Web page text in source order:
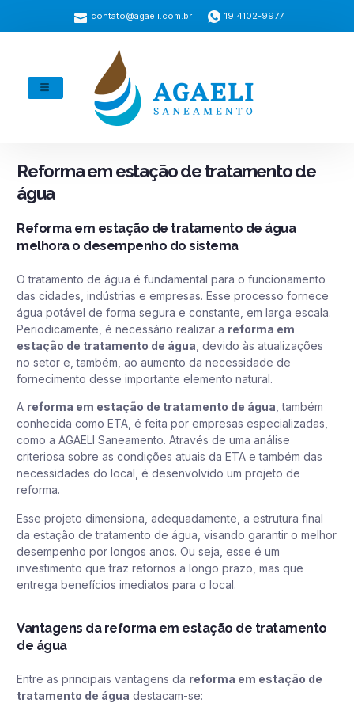
contato@agaeli.com.br 19 4102-9977
Reforma em estação de tratamento de
água
Reforma em estação de tratamento de água
melhora o desempenho do sistema
O tratamento de água é fundamental para o funcionamento
das cidades, indústrias e empresas. Esse processo fornece
água potável de forma segura e constante, em larga escala.
Periodicamente, é necessário realizar a reforma em
estação de tratamento de água , devido às atualizações
no setor e, também, ao aumento da necessidade de
fornecimento desse importante elemento natural.
A reforma em estação de tratamento de água , também
conhecida como ETA, é feita por empresas especializadas,
como a AGAELI Saneamento. Através de uma análise
criteriosa sobre as condições atuais da ETA e também das
necessidades do local, é desenvolvido um projeto de
reforma.
Esse projeto dimensiona, adequadamente, a estrutura final
da estação de tratamento de água, visando garantir o melhor
desempenho por longos anos. Ou seja, esse é um
investimento que traz retornos a longo prazo, mas que
entrega benefícios imediatos para o local.
Vantagens da reforma em estação de tratamento
de água
Entre as principais vantagens da reforma em estação de
tratamento de água destacam-se: